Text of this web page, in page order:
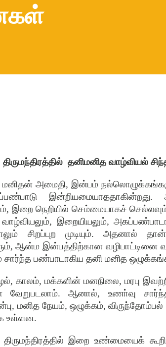
திருமந்திரத்தில் தனிமனித வாழ்வியல்
மனிதன் அமைதி, இன்பம்
இன்றியமையாததாகின்றது.
, இறை நெறியில் செம்மையாகச்
வாழ்வியலும், இறையியலும்,
சிறப்புற முடியும்.அதனால் தான்
,ஆன்ம இன்பத்திற்கான வழிபாட்டினை
சார்ந்த பண்பாடாகிய தனி மனித
, காலம், மக்களின் மனநிலை, மரபு
வேறுபடலாம்.ஆனால், உணா்வு
, மனித நேயம், ஒழுக்கம்,விருந்தோம்பல்
உள்ளன.
திருமந்திரத்தில் இறை உண்மையைக் கூறி